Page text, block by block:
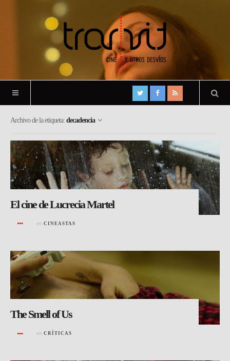
Archivo de la etiqueta: decadencia
El cine de Lucrecia Martel
en CINEASTAS
The Smell of Us
en CRÍTICAS